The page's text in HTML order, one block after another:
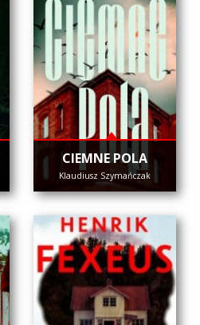
CIEMNE POLA
Klaudiusz Szymańczak